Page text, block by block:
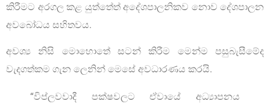
කිරීමට අරගල කළ යුත්තේත් අදේශපාලනිකව නොව දේශපාලන
අවබෝධය සහිතවය.
අවශ්‍ය නිසි මොහොතේ සටන් කිරීම මෙන්ම පසුබැසීමේද
වැදගත්කම ගැන ලෙනින් මෙසේ අවධාරණය කරයි.
“විප්ලවවාදී පක්ෂවලට ඒවායේ අධ්‍යාපනය